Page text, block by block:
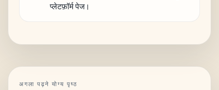
प्लेटफ़ॉर्म पेज।
अगला पढ़ने योग्य पृष्ठ